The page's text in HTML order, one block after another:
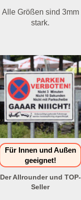
Alle Größen sind 3mm
stark.
Für Innen und Außen
geeignet!
Der Allrounder und TOP-
Seller